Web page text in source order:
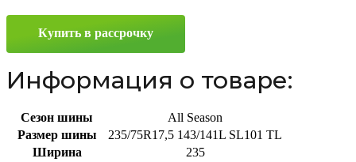
R17.5
Купить в рассрочку
Информация о товаре:
Сезон шины
All Season
Размер шины
235/75R17,5 143/141L SL101 TL
Ширина
235